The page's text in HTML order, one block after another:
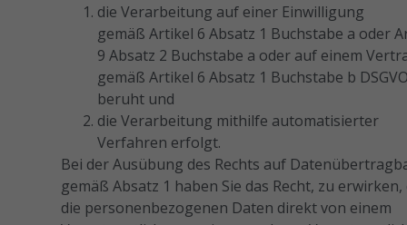
die Verarbeitung auf einer Einwilligung
gemäß Artikel 6 Absatz 1 Buchstabe a oder
9 Absatz 2 Buchstabe a oder auf einem
gemäß Artikel 6 Absatz 1 Buchstabe b
beruht und
die Verarbeitung mithilfe automatisierter
Verfahren erfolgt.
Bei der Ausübung des Rechts auf
gemäß Absatz 1 haben Sie das Recht, zu erwirken,
die personenbezogenen Daten direkt von einem